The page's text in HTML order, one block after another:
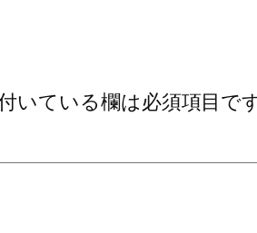
いている欄は必須項目で